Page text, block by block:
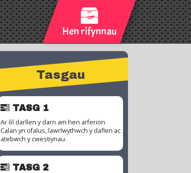
Hen rifynnau
Tasgau
TASG 1
Ar ôl darllen y darn am hen arferion
Calan yn ofalus, lawrlwythwch y daflen ac
atebwch y cwestiynau.
TASG 2